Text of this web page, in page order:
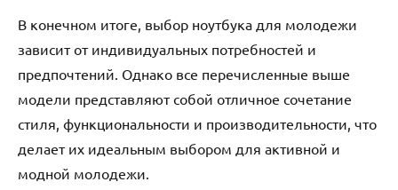
В конечном итоге, выбор ноутбука для молодежи
зависит от индивидуальных потребностей и
предпочтений. Однако все перечисленные выше
модели представляют собой отличное сочетание
стиля, функциональности и производительности, что
делает их идеальным выбором для активной и
модной молодежи.